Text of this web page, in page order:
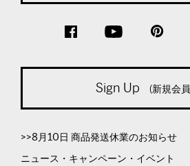
Sign Up (新規会
>>8月10日 商品発送休業のお知らせ
ニュース・キャンペーン・イベント